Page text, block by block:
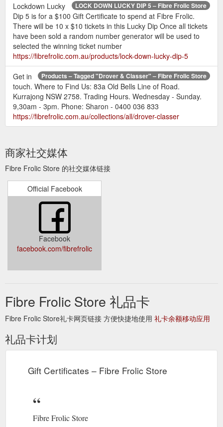
LOCK DOWN LUCKY DIP 5 – Fibre Frolic Store
Lockdown Lucky
Dip 5 is for a $100 Gift Certificate to spend at Fibre Frolic.
There will be 10 x $10 tickets in this Lucky Dip Once all tickets
have been sold a random number generator will be used to
selected the winning ticket number
https://fibrefrolic.com.au/products/lock-down-lucky-dip-5
Products – Tagged "Drover & Classer" – Fibre Frolic Store
Get in
touch. Where to Find Us: 83a Old Bells Line of Road.
Kurrajong NSW 2758. Trading Hours. Wednesday - Sunday.
9,30am - 3pm. Phone: Sharon - 0400 036 833
https://fibrefrolic.com.au/collections/all/drover-classer
商家社交媒体
Fibre Frolic Store 的社交媒体链接
Official Facebook
Facebook
facebook.com/fibrefrolic
Fibre Frolic Store 礼品卡
Fibre Frolic Store礼卡网页链接 方便快捷地使用 礼卡余额移动应用
礼品卡计划
Gift Certificates – Fibre Frolic Store
Fibre Frolic Store